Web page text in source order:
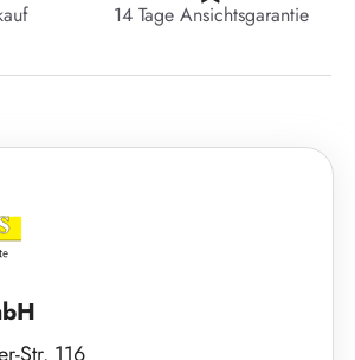
14 Tage Ansichtsgarantie